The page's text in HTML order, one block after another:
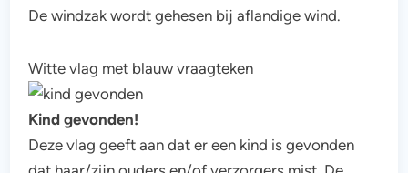
De windzak wordt gehesen bij aflandige wind.
Witte vlag met blauw vraagteken
Kind gevonden!
Deze vlag geeft aan dat er een kind is gevonden